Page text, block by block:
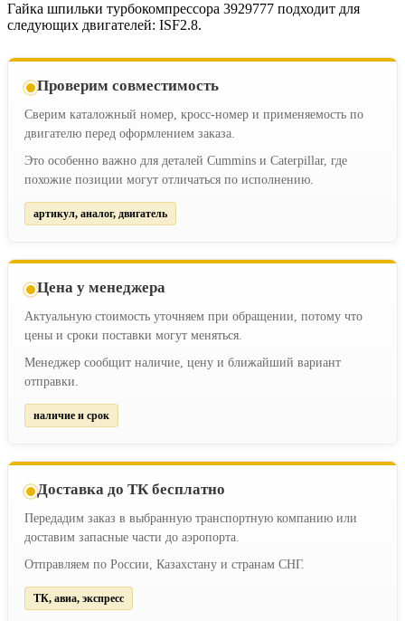
Гайка шпильки турбокомпрессора 3929777 подходит для
следующих двигателей: ISF2.8.
Проверим совместимость
Сверим каталожный номер, кросс-номер и применяемость по
двигателю перед оформлением заказа.
Это особенно важно для деталей Cummins и Caterpillar, где
похожие позиции могут отличаться по исполнению.
артикул, аналог, двигатель
Цена у менеджера
Актуальную стоимость уточняем при обращении, потому что
цены и сроки поставки могут меняться.
Менеджер сообщит наличие, цену и ближайший вариант
отправки.
наличие и срок
Доставка до ТК бесплатно
Передадим заказ в выбранную транспортную компанию или
доставим запасные части до аэропорта.
Отправляем по России, Казахстану и странам СНГ.
ТК, авиа, экспресс